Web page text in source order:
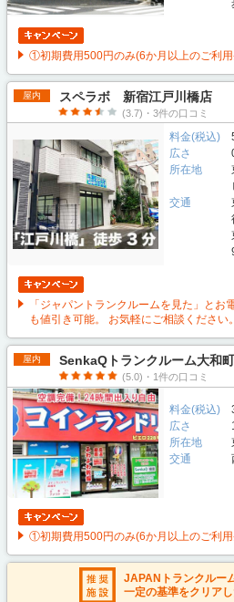
①初期費用500円のみ(6か月以上のご利
屋内 スペラボ 新宿江戸川橋店
(3.7)・3件の口コミ
料金(税込)
広さ
所在地
交通
「ジャパントランクルームを見た」と
も値引き可能。 お気軽にご相談ください。
屋内 SenkaQトランクルーム大和
(5.0)・1件の口コミ
料金(税込)
広さ
所在地
交通
①初期費用500円のみ(6か月以上のご利
JAPANトランクルー
一定の基準をクリアし